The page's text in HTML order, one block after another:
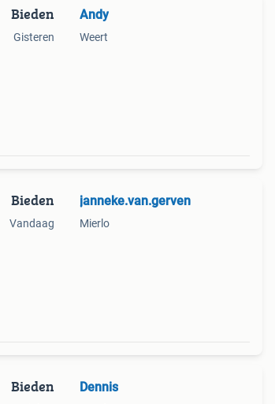
Bieden
Gisteren
Andy
Weert
Bieden
Vandaag
janneke.van.gerven
Mierlo
Bieden Dennis